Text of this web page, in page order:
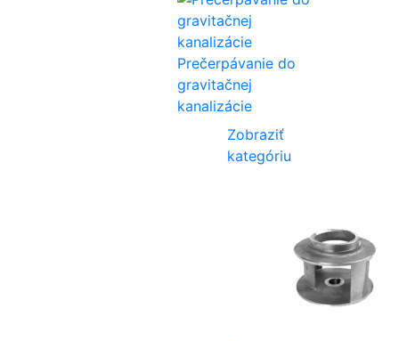
Prečerpávanie do
gravitačnej
kanalizácie
Zobraziť
kategóriu